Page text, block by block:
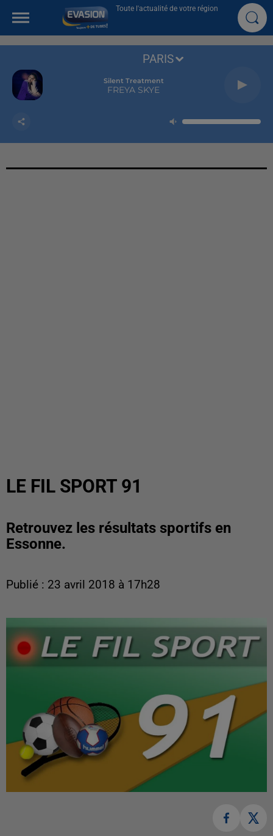
Toute l'actualité de votre région
Silent Treatment
FREYA SKYE
PARIS
LE FIL SPORT 91
Retrouvez les résultats sportifs en
Essonne.
Publié : 23 avril 2018 à 17h28